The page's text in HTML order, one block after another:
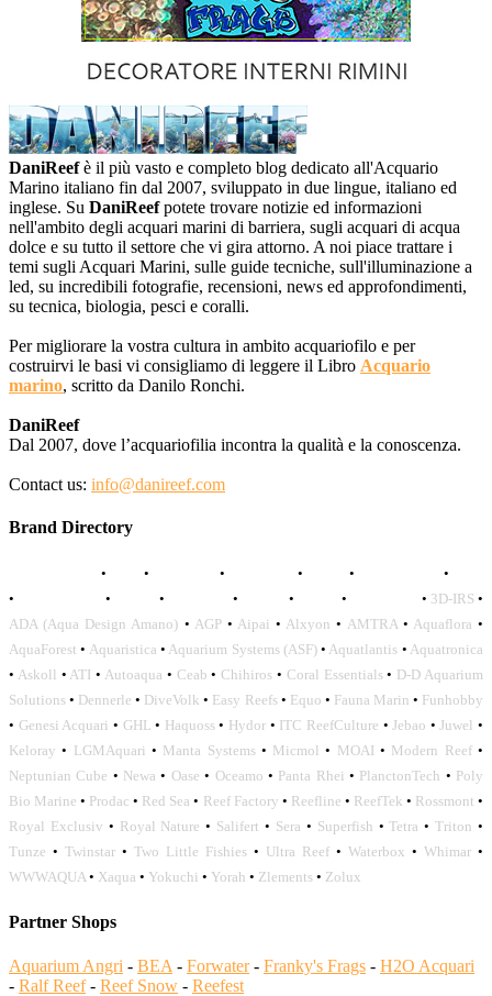
DaniReefè il più vasto e completo blog dedicato all'Acquario
Marino italiano fin dal 2007, sviluppato in due lingue, italiano ed
inglese. Su DaniReefpotete trovare notizie ed informazioni
nell'ambito degli acquari marini di barriera, sugli acquari di acqua
dolce e su tutto il settore che vi gira attorno. A noi piace trattare i
temi sugli Acquari Marini, sulle guide tecniche, sull'illuminazione a
led, su incredibili fotografie, recensioni, news ed approfondimenti,
su tecnica, biologia, pesci e coralli.
Per migliorare la vostra cultura in ambito acquariofilo e per
costruirvi le basi vi consigliamo di leggere il Libro Acquario
marino, scritto da Danilo Ronchi.
DaniReef
Dal 2007, dove l’acquariofilia incontra la qualità e la conoscenza.
Contact us: info@danireef.com
Brand Directory
• • • • • •
•
• • • • • • 3D-IRS •
ADA (Aqua Design Amano) • AGP• Aipai • Alxyon • AMTRA• Aquaflora •
AquaForest • Aquaristica • Aquarium Systems (ASF)• Aquatlantis • Aquatronica
• Askoll • ATI • Autoaqua • Ceab • Chihiros • Coral Essentials• D-D Aquarium
Solutions • Dennerle • DiveVolk • Easy Reefs• Equo • Fauna Marin • Funhobby
• Genesi Acquari • GHL • Haquoss• Hydor • ITC ReefCulture •Jebao •Juwel •
Keloray • LGMAquari • Manta Systems• Micmol • MOAI • Modern Reef•
Neptunian Cube • Newa • Oase • Oceamo • Panta Rhei • PlanctonTech • Poly
Bio Marine • Prodac • Red Sea • Reef Factory • Reefline • ReefTek • Rossmont •
Royal Exclusiv • Royal Nature • Salifert • Sera • Superfish •Tetra •Triton •
Tunze • Twinstar • Two Little Fishies • Ultra Reef • Waterbox • Whimar •
WWWAQUA• Xaqua • Yokuchi • Yorah • Zlements • Zolux
Partner Shops
Aquarium Angri - BEA - Forwater- Franky's Frags - H2O Acquari
- Ralf Reef- Reef Snow - Reefest